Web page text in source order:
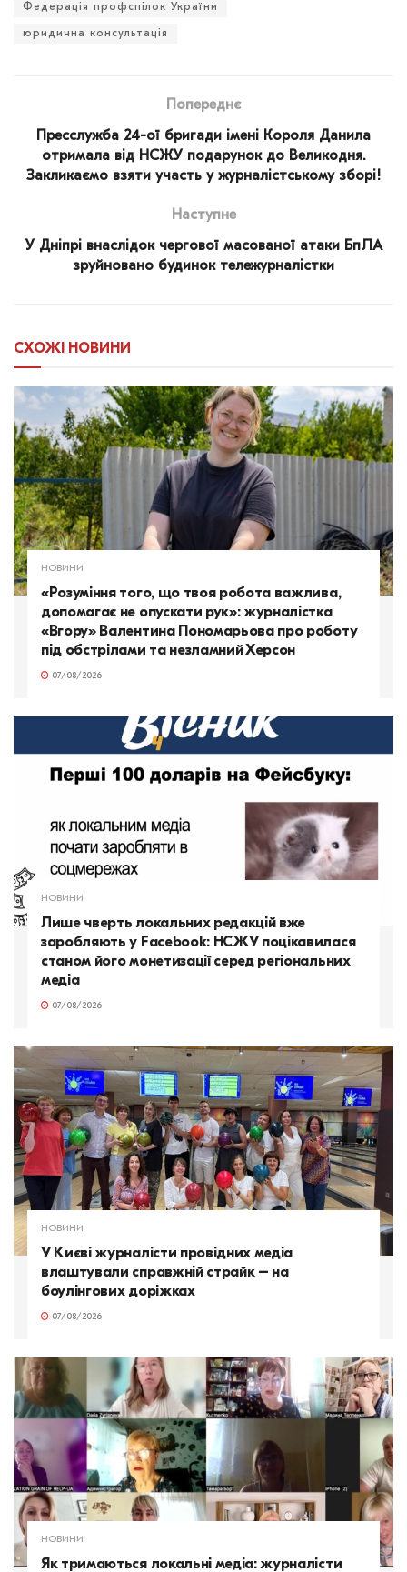
Федерація профспілок України
юридична консультація
Попереднє
Пресслужба 24-ої бригади імені Короля Данила
отримала від НСЖУ подарунок до Великодня.
Закликаємо взяти участь у журналістському зборі!
Наступне
У Дніпрі внаслідок чергової масованої атаки БпЛА
зруйновано будинок тележурналістки
СХОЖІ НОВИНИ
НОВИНИ
«Розуміння того, що твоя робота важлива,
допомагає не опускати рук»: журналістка
«Вгору» Валентина Пономарьова про роботу
під обстрілами та незламний Херсон
07/08/2026
НОВИНИ
Лише чверть локальних редакцій вже
заробляють у Facebook: НСЖУ поцікавилася
станом його монетизації серед регіональних
медіа
07/08/2026
НОВИНИ
У Києві журналісти провідних медіа
влаштували справжній страйк – на
боулінгових доріжках
07/08/2026
НОВИНИ
Як тримаються локальні медіа: журналісти